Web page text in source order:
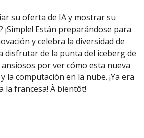
su oferta de IA y mostrar su
Están preparándose para
y celebra la diversidad de
disfrutar de la punta del iceberg de
por ver cómo esta nueva
computación en la nube. ¡Ya era
la francesa! À bientôt!